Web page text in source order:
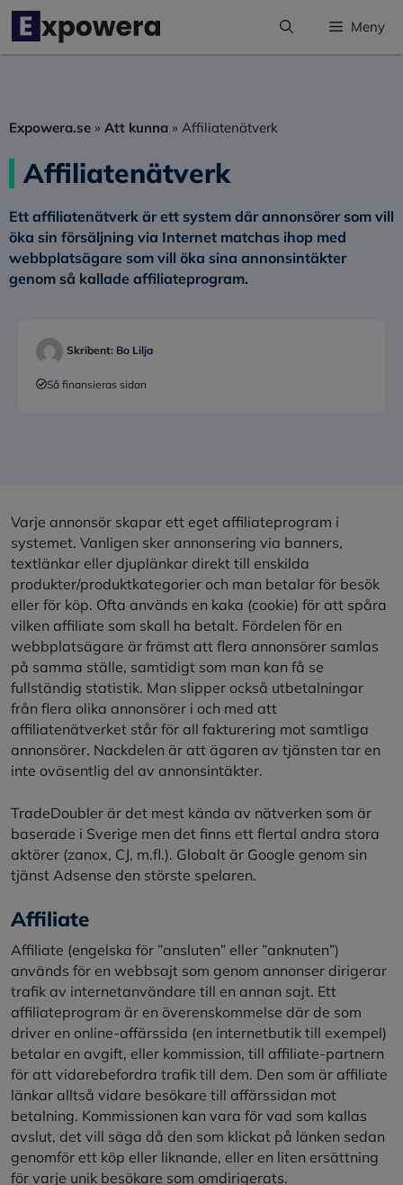
Hoppa
innehåll
Meny
Expowera.se » Att kunna » Affiliatenätverk
Affiliatenätverk
Ett affiliatenätverk är ett system där annonsörer som vill
öka sin försäljning via Internet matchas ihop med
webbplatsägare som vill öka sina annonsintäkter
genom så kallade affiliateprogram.
Skribent: Bo Lilja
Så finansieras sidan
Varje annonsör skapar ett eget affiliateprogram i
systemet. Vanligen sker annonsering via banners,
textlänkar eller djuplänkar direkt till enskilda
produkter/produktkategorier och man betalar för besök
eller för köp. Ofta används en kaka (cookie) för att spåra
vilken affiliate som skall ha betalt. Fördelen för en
webbplatsägare är främst att flera annonsörer samlas
på samma ställe, samtidigt som man kan få se
fullständig statistik. Man slipper också utbetalningar
från flera olika annonsörer i och med att
affiliatenätverket står för all fakturering mot samtliga
annonsörer. Nackdelen är att ägaren av tjänsten tar en
inte oväsentlig del av annonsintäkter.
TradeDoubler är det mest kända av nätverken som är
baserade i Sverige men det finns ett flertal andra stora
aktörer (zanox, CJ, m.fl.). Globalt är Google genom sin
tjänst Adsense den störste spelaren.
Affiliate
Affiliate (engelska för ”ansluten” eller ”anknuten”)
används för en webbsajt som genom annonser dirigerar
trafik av internetanvändare till en annan sajt. Ett
affiliateprogram är en överenskommelse där de som
driver en online-affärssida (en internetbutik till exempel)
betalar en avgift, eller kommission, till affiliate-partnern
för att vidarebefordra trafik till dem. Den som är affiliate
länkar alltså vidare besökare till affärssidan mot
betalning. Kommissionen kan vara för vad som kallas
avslut, det vill säga då den som klickat på länken sedan
genomför ett köp eller liknande, eller en liten ersättning
för varje unik besökare som omdirigerats.